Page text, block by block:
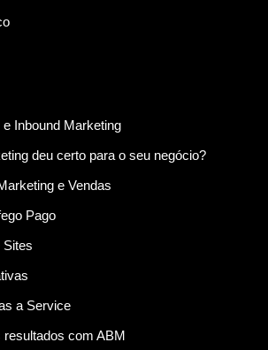
Inbound Marketing
deu certo para o seu negócio?
e Vendas
Pago
Sites
a Service
com ABM